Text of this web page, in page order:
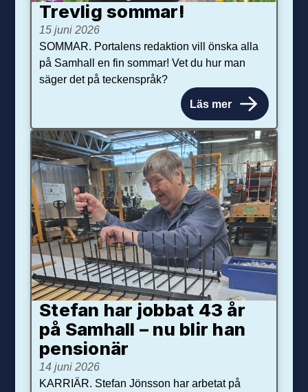
Trevlig sommar!
15 juni 2026
SOMMAR. Portalens redaktion vill önska alla
på Samhall en fin sommar! Vet du hur man
säger det på teckenspråk?
Läs mer
Stefan har jobbat 43 år
på Samhall – nu blir han
pensionär
14 juni 2026
KARRIÄR. Stefan Jönsson har arbetat på